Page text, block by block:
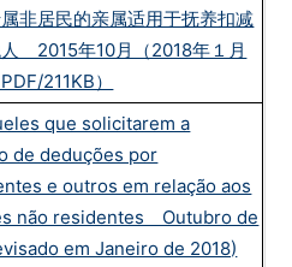
非居民的亲属适用于抚养扣减
2015年10月（2018年１月
211KB）
que solicitarem a
de deduções por
e outros em relação aos
não residentes Outubro de
em Janeiro de 2018)